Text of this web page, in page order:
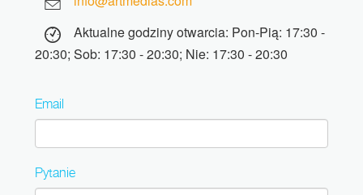
Aktualne godziny otwarcia: Pon-Pią: 17:30 -
20:30; Sob: 17:30 - 20:30; Nie: 17:30 - 20:30
Email
Pytanie